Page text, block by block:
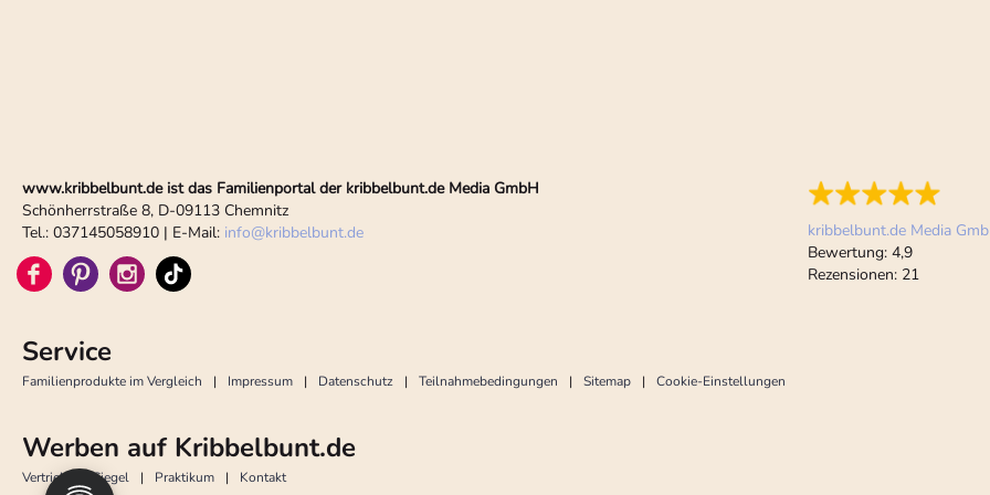
www.kribbelbunt.de ist das Familienportal der kribbelbunt.de Media GmbH
Schönherrstraße 8, D-09113 Chemnitz
Tel.: 037145058910 | E-Mail: info@kribbelbunt.de
Service
Familienprodukte im Vergleich Impressum Datenschutz Teilnahmebedingungen Sitemap Cookie-Einstellungen
Werben auf Kribbelbunt.de
Vertrieb Siegel Praktikum Kontakt
kribbelbunt.de Media
Bewertung: 4,9
Rezensionen: 21